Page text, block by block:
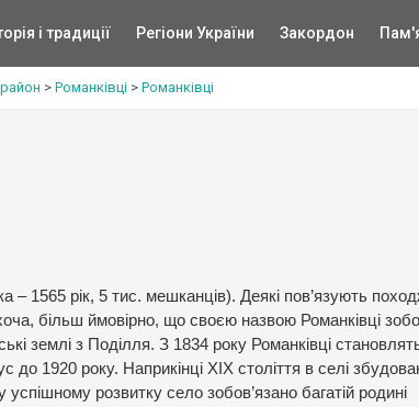
і традиції Регіони України Закордон
> Романківці > Романківці
– 1565 рік, 5 тис. мешканців). Деякі пов’язують
більш ймовірно, що своєю назвою Романківці
землі з Поділля. З 1834 року Романківці
до 1920 року. Наприкінці ХІХ століття в селі
розвитку село зобов’язано багатій родині